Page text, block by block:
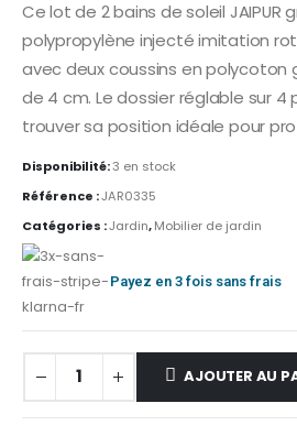
Ce lot de 2 bains de soleil JAIPUR
polypropylène injecté imitation
avec deux coussins en polycoton
de 4 cm. Le dossier réglable sur
trouver sa position idéale pour
Disponibilité:3 en stock
Référence :JAR0335
Catégories :Jardin,Mobilier de jardin
Payez en 3 fois sans frais
AJOUTER AU